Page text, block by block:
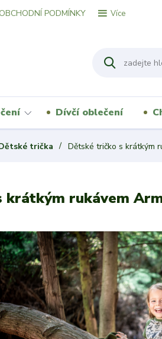
OBCHODNÍ PODMÍNKY Více
Dívčí oblečení
trička Dětské tričko s krátkým
rukávem